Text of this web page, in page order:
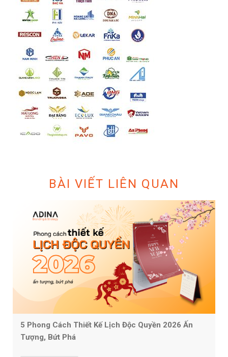
BÀI VIẾT LIÊN QUAN
5 Phong Cách Thiết Kế Lịch Độc Quyền 2026 Ấn
Tượng, Bứt Phá